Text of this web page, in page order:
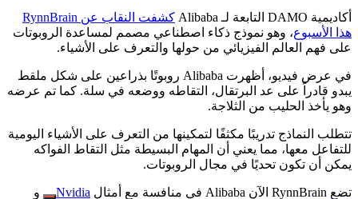
أكاديمية DAMO التابعة لـ Alibaba
كشفت النقاب عن RynnBrain
هذا الأسبوع، وهو نموذج ذكاء اصطناعي مصمم لمساعدة الروبوتات
على فهم العالم الفيزيائي من حولها والتعرف على الأشياء.
في عرض فيديو، أظهرت Alibaba روبوتًا بذراعين على شكل ملقط
يبدو قادراً على عد البرتقال، التقاطه ووضعه في سلة. كما تم عرضه
وهو يأخذ الحليب من الثلاجة.
تتطلب النماذج تدريبًا مكثفًا لتمكينها من التعرف على الأشياء اليومية
للتفاعل معها، مما يعني أن المهام البسيطة مثل التقاط الفواكه
يمكن أن تكون تحديًا في مجال الروبوتات.
تضع RynnBrain الآن Alibaba في منافسة مع أمثال Nvidia
و